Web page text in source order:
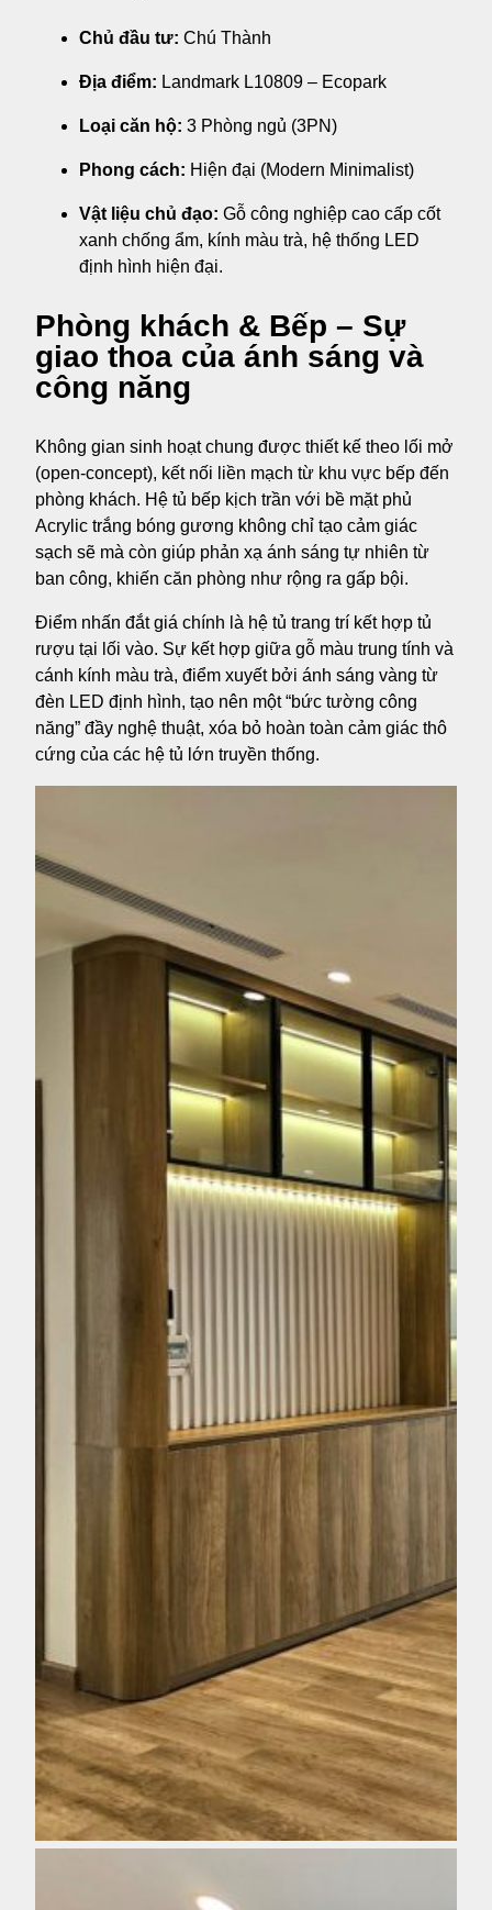
Chủ đầu tư: Chú Thành
Địa điểm: Landmark L10809 – Ecopark
Loại căn hộ: 3 Phòng ngủ (3PN)
Phong cách: Hiện đại (Modern Minimalist)
Vật liệu chủ đạo: Gỗ công nghiệp cao cấp cốt
xanh chống ẩm, kính màu trà, hệ thống LED
định hình hiện đại.
Phòng khách & Bếp – Sự
giao thoa của ánh sáng và
công năng
Không gian sinh hoạt chung được thiết kế theo lối mở
(open-concept), kết nối liền mạch từ khu vực bếp đến
phòng khách. Hệ tủ bếp kịch trần với bề mặt phủ
Acrylic trắng bóng gương không chỉ tạo cảm giác
sạch sẽ mà còn giúp phản xạ ánh sáng tự nhiên từ
ban công, khiến căn phòng như rộng ra gấp bội.
Điểm nhấn đắt giá chính là hệ tủ trang trí kết hợp tủ
rượu tại lối vào. Sự kết hợp giữa gỗ màu trung tính và
cánh kính màu trà, điểm xuyết bởi ánh sáng vàng từ
đèn LED định hình, tạo nên một “bức tường công
năng” đầy nghệ thuật, xóa bỏ hoàn toàn cảm giác thô
cứng của các hệ tủ lớn truyền thống.